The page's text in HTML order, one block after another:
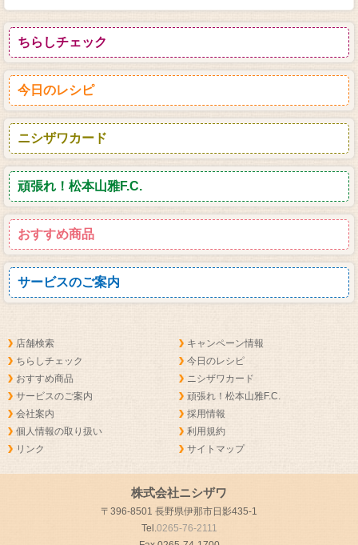
ちらしチェック
今日のレシピ
ニシザワカード
頑張れ！松本山雅F.C.
おすすめ商品
サービスのご案内
店舗検索
キャンペーン情報
ちらしチェック
今日のレシピ
おすすめ商品
ニシザワカード
サービスのご案内
頑張れ！松本山雅F.C.
会社案内
採用情報
個人情報の取り扱い
利用規約
リンク
サイトマップ
株式会社ニシザワ
〒396-8501 長野県伊那市日影435-1
Tel.0265-76-2111